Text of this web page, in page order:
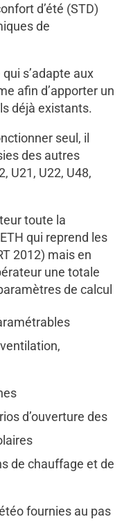
d’été (STD)
de
s’adapte aux
afin d’apporter un
déjà existants.
seul, il
des autres
U21, U22, U48,
toute la
qui reprend les
2012) mais en
une totale
de calcul
d’ouverture des
de chauffage et de
fournies au pas